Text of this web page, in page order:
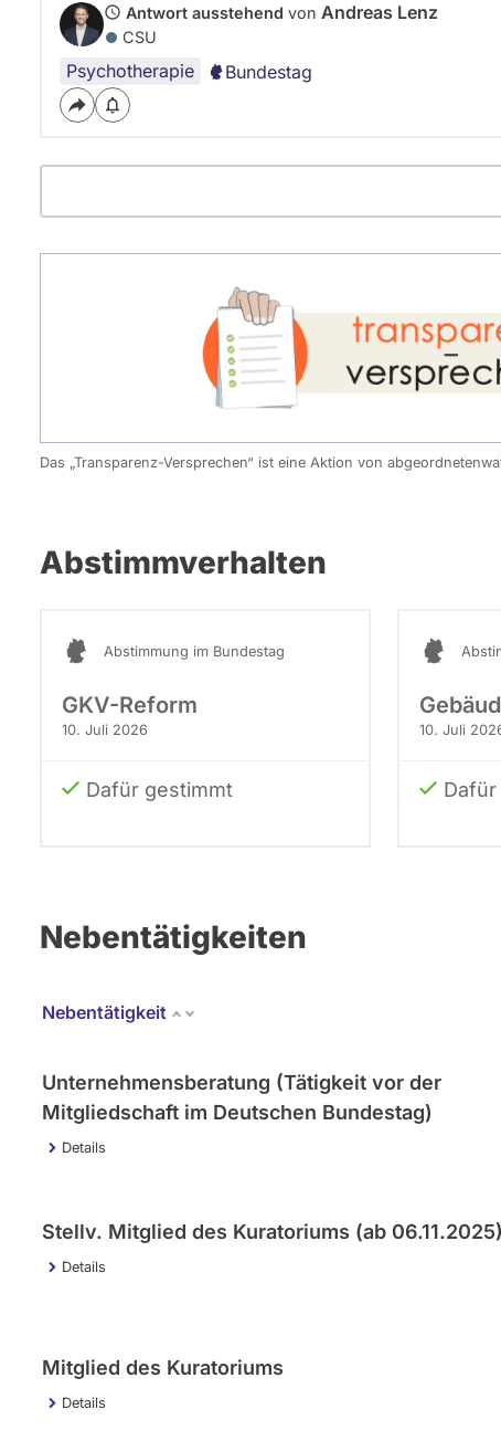
Antwort ausstehend von Andreas Lenz
CSU
Psychotherapie Bundestag
Das „Transparenz-Versprechen“ ist eine Aktion von
Abstimmverhalten
Abstimmung im Bundestag
GKV-Reform
10. Juli 2026
Dafür gestimmt
10. Juli
Nebentätigkeiten
Nebentätigkeit
Unternehmensberatung (Tätigkeit vor der
Mitgliedschaft im Deutschen Bundestag)
Details
Stellv. Mitglied des Kuratoriums (ab 06.11.2025)
Details
Mitglied des Kuratoriums
Details